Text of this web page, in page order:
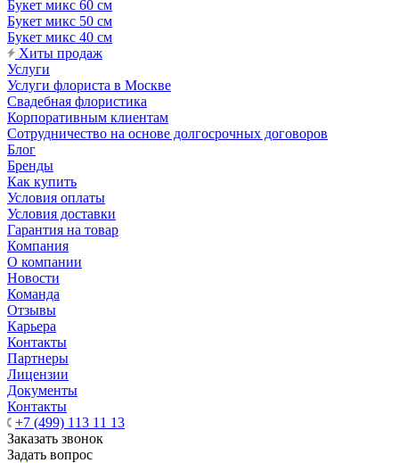
Букет микс 60 см
Букет микс 50 см
Букет микс 40 см
Хиты продаж
Услуги
Услуги флориста в Москве
Свадебная флористика
Корпоративным клиентам
Сотрудничество на основе долгосрочных договоров
Блог
Бренды
Как купить
Условия оплаты
Условия доставки
Гарантия на товар
Компания
О компании
Новости
Команда
Отзывы
Карьера
Контакты
Партнеры
Лицензии
Документы
Контакты
+7 (499) 113 11 13
Заказать звонок
Задать вопрос